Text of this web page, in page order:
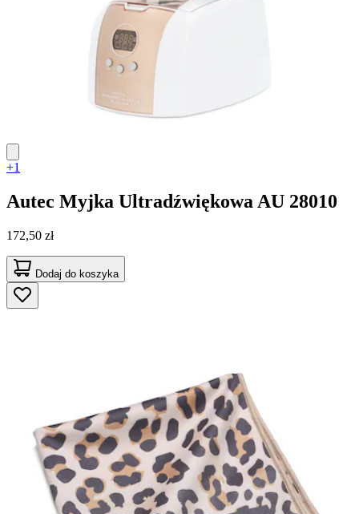
+1
Autec Myjka Ultradźwiękowa AU 28010
172,50 zł
Dodaj do koszyka